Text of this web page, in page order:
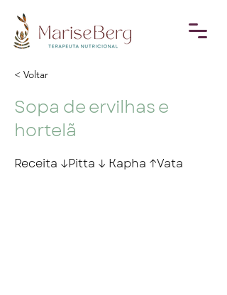
< Voltar
Sopa de ervilhas e
hortelã
Receita ↓Pitta ↓ Kapha ↑Vata